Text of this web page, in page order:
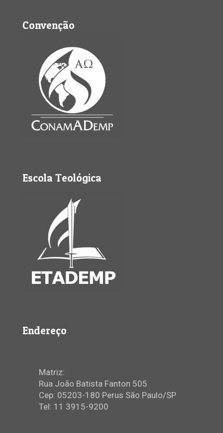
Convenção
Escola Teológica
Endereço
Matriz:
Rua João Batista Fanton 505
Cep: 05203-180 Perus São Paulo/SP
Tel: 11 3915-9200